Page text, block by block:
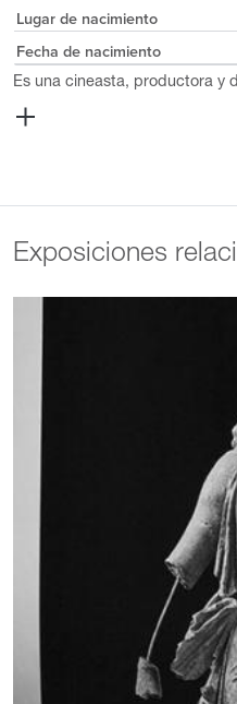
Lugar de nacimiento
Fecha de nacimiento
Es una cineasta, productora y
Ginebra. Licenciada en Bellas
Complutense de Madrid
comenzó a trabajar como
colaborando con la productora
Remembering de Laura
Autre Terre, produciendo el
historia de una pasión (2022)
explora la identidad y la
barrio de Ginebra. A lo largo
en una variedad de roles
dirección de fotografía, edición
destacándose en la
trabajo como cineasta, Irene
Máster en Cine de ECAL/
Amparo, la obra de Irene
exposición colectiva
https://www.swissfilms.ch/en/
martin/
de noviembre de 2024
Exposiciones